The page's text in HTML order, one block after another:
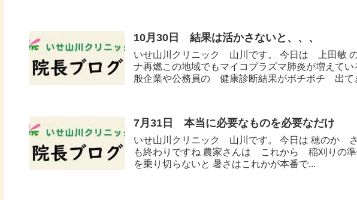
10月30日 結果は活かさないと、、、
いせ山川クリニック 山川です。 今日は 上田敏
ナ再燃この地域でもマイコプラズマ肺炎が増えて
般企業や公務員の 健康診断結果がボチボチ 出て
7月31日 本当に必要なものを必要なだけ
いせ山川クリニック 山川です。 今日は 穂の
も終わりですね 農家さんは これから 稲刈りの
を乗り切らないと 暑さはこれかが本番で...